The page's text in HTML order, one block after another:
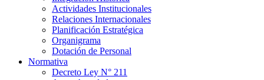
Actividades Institucionales
Relaciones Internacionales
Planificación Estratégica
Organigrama
Dotación de Personal
Normativa
Decreto Ley N° 211